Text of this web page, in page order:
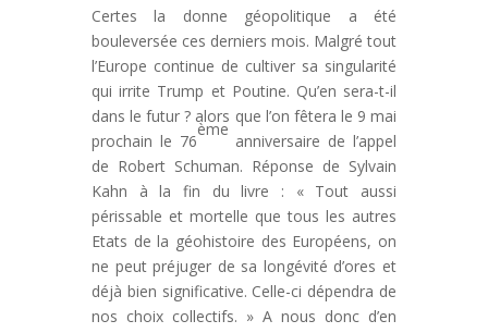
Certes la donne géopolitique a été
bouleversée ces derniers mois. Malgré tout
l’Europe continue de cultiver sa singularité
qui irrite Trump et Poutine. Qu’en sera-t-il
dans le futur ? alors que l’on fêtera le 9 mai
prochain le 76
ème
anniversaire de l’appel
de Robert Schuman. Réponse de Sylvain
Kahn à la fin du livre : « Tout aussi
périssable et mortelle que tous les autres
Etats de la géohistoire des Européens, on
ne peut préjuger de sa longévité d’ores et
déjà bien significative. Celle-ci dépendra de
nos choix collectifs. » A nous donc d’en